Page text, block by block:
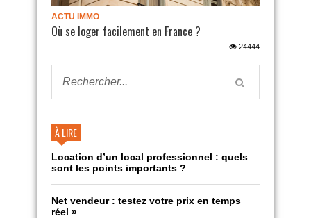
ACTU IMMO
Où se loger facilement en France ?
24444
À LIRE
Location d’un local professionnel : quels
sont les points importants ?
Net vendeur : testez votre prix en temps
réel »